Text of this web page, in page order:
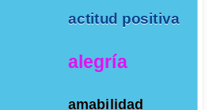
actitud positiva
alegría
amabilidad